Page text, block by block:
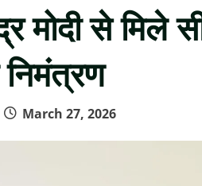
मोदी से मिले
March 27, 2026